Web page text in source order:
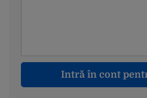
Intră în cont